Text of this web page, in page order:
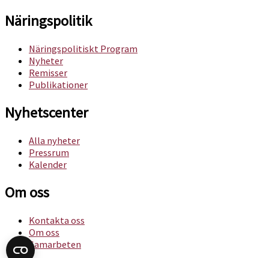
Näringspolitik
Näringspolitiskt Program
Nyheter
Remisser
Publikationer
Nyhetscenter
Alla nyheter
Pressrum
Kalender
Om oss​
Kontakta oss
Om oss
Samarbeten